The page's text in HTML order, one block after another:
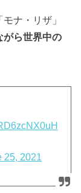
ナ・リザ」
がら世界中の
25, 2021